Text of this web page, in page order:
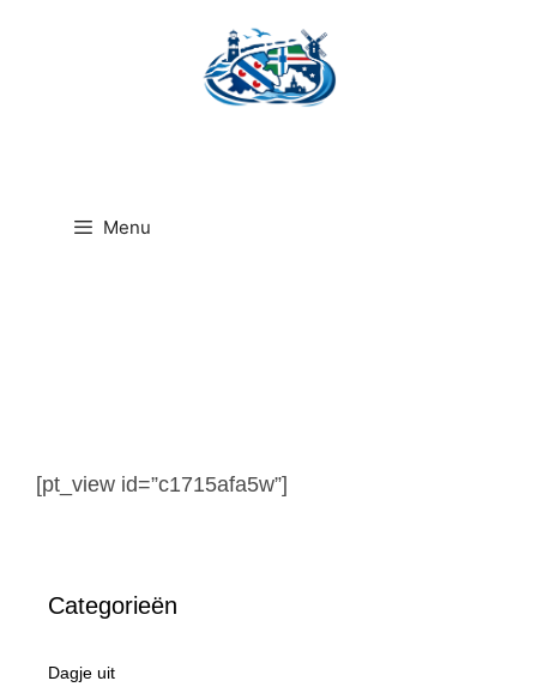
Menu
[pt_view id=”c1715afa5w”]
Categorieën
Dagje uit